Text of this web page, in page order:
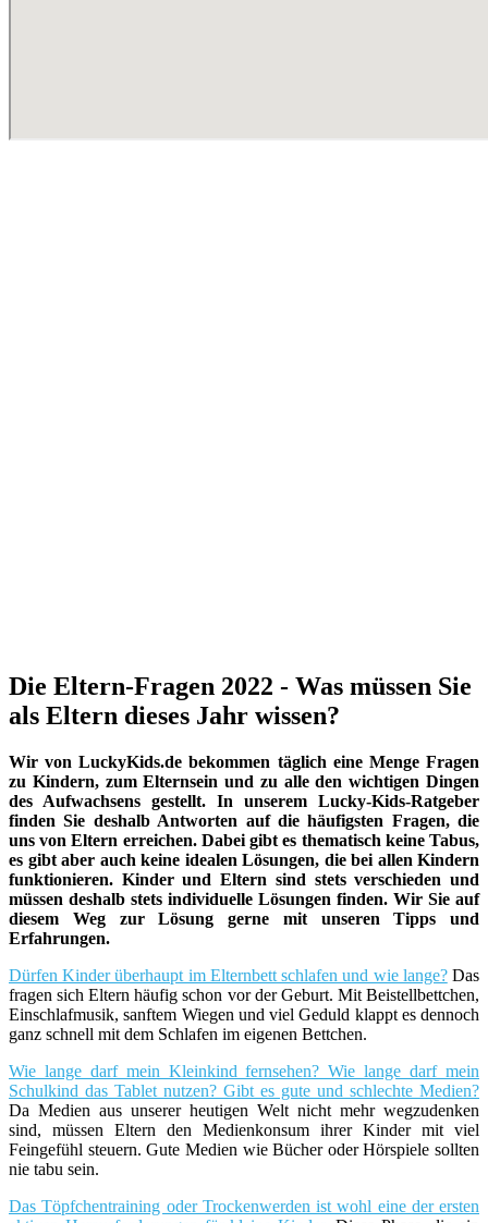
Die Eltern-Fragen 2022 - Was müssen Sie
als Eltern dieses Jahr wissen?
Wir von LuckyKids.de bekommen täglich eine Menge Fragen
zu Kindern, zum Elternsein und zu alle den wichtigen Dingen
des Aufwachsens gestellt. In unserem Lucky-Kids-Ratgeber
finden Sie deshalb Antworten auf die häufigsten Fragen, die
uns von Eltern erreichen. Dabei gibt es thematisch keine Tabus,
es gibt aber auch keine idealen Lösungen, die bei allen Kindern
funktionieren. Kinder und Eltern sind stets verschieden und
müssen deshalb stets individuelle Lösungen finden. Wir Sie auf
diesem Weg zur Lösung gerne mit unseren Tipps und
Erfahrungen.
Dürfen Kinder überhaupt im Elternbett schlafen und wie lange?Das
fragen sich Eltern häufig schon vor der Geburt. Mit Beistellbettchen,
Einschlafmusik, sanftem Wiegen und viel Geduld klappt es dennoch
ganz schnell mit dem Schlafen im eigenen Bettchen.
Wie lange darf mein Kleinkind fernsehen? Wie lange darf mein
Schulkind das Tablet nutzen? Gibt es gute und schlechte Medien?
Da Medien aus unserer heutigen Welt nicht mehr wegzudenken
sind, müssen Eltern den Medienkonsum ihrer Kinder mit viel
Feingefühl steuern. Gute Medien wie Bücher oder Hörspiele sollten
nie tabu sein.
Das Töpfchentraining oder Trockenwerden ist wohl eine der ersten